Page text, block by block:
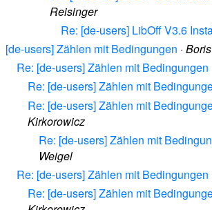
Reisinger
Re: [de-users] LibOff V3.6
[de-users] Zählen mit Bedingungen ·
Re: [de-users] Zählen mit Bedingungen
Re: [de-users] Zählen mit
Re: [de-users] Zählen mit
Kirkorowicz
Re: [de-users] Zählen mit
Weigel
Re: [de-users] Zählen mit Bedingungen
Re: [de-users] Zählen mit